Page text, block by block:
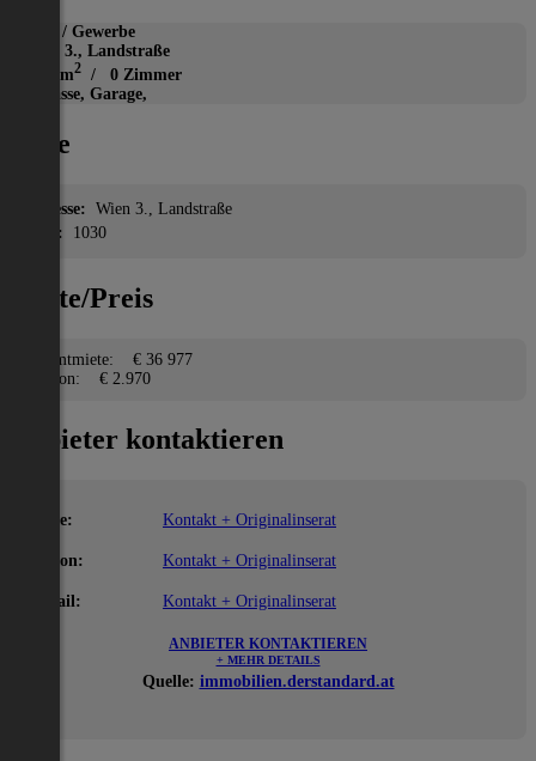
Büro / Gewerbe
Wien 3., Landstraße
1624 m2 / 0 Zimmer
Terrasse, Garage,
Lage
Adresse: Wien 3., Landstraße
PLZ:
1030
Miete/Preis
Gesamtmiete:
€ 36 977
Kaution:
€ 2.970
Anbieter kontaktieren
Name: Kontakt + Originalinserat
Telefon: Kontakt + Originalinserat
E-Mail: Kontakt + Originalinserat
ANBIETER KONTAKTIEREN
+ MEHR DETAILS
Quelle: immobilien.derstandard.at